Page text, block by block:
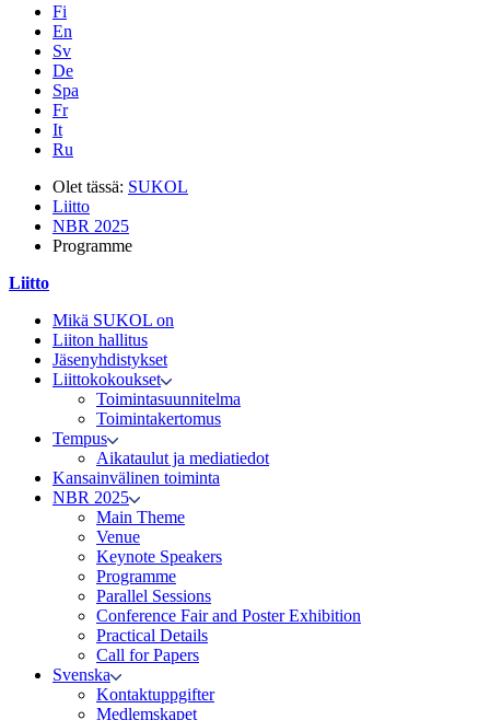
Fi
En
Sv
De
Spa
Fr
It
Ru
Olet tässä: SUKOL
Liitto
NBR 2025
Programme
Liitto
Mikä SUKOL on
Liiton hallitus
Jäsenyhdistykset
Liittokokoukset
Toimintasuunnitelma
Toimintakertomus
Tempus
Aikataulut ja mediatiedot
Kansainvälinen toiminta
NBR 2025
Main Theme
Venue
Keynote Speakers
Programme
Parallel Sessions
Conference Fair and Poster Exhibition
Practical Details
Call for Papers
Svenska
Kontaktuppgifter
Medlemskapet